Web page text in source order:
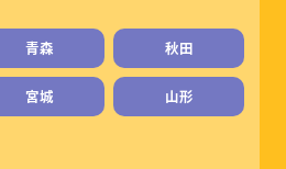
青森 秋田
宮城 山形